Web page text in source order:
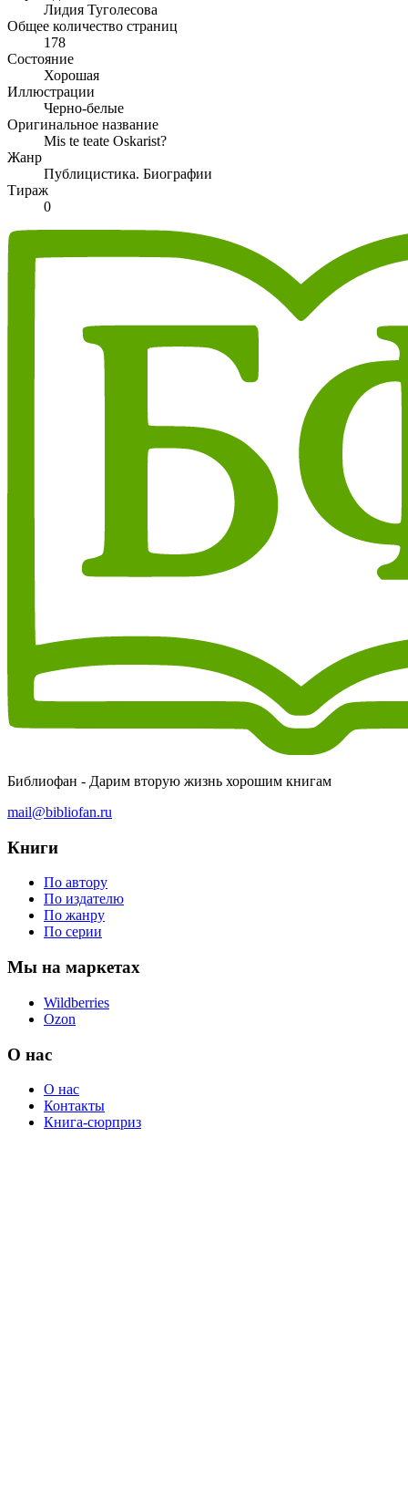
Лидия Туголесова
Общее количество страниц
178
Состояние
Хорошая
Иллюстрации
Черно-белые
Оригинальное название
Mis te teate Oskarist?
Жанр
Публицистика. Биографии
Тираж
0
Библиофан - Дарим вторую жизнь хорошим книгам
mail@bibliofan.ru
Книги
По автору
По издателю
По жанру
По серии
Мы на маркетах
Wildberries
Ozon
О нас
О нас
Контакты
Книга-сюрприз